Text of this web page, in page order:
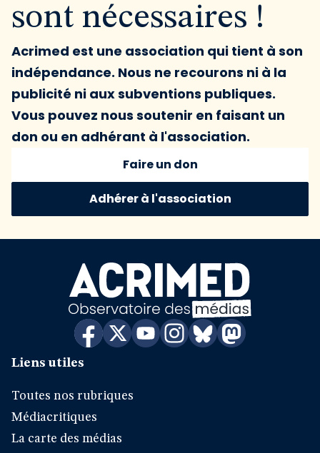
sont nécessaires !
Acrimed est une association qui tient à son
indépendance. Nous ne recourons ni à la
publicité ni aux subventions publiques.
Vous pouvez nous soutenir en faisant un
don ou en adhérant à l'association.
Faire un don
Adhérer à l'association
Liens utiles
Toutes nos rubriques
Médiacritiques
La carte des médias